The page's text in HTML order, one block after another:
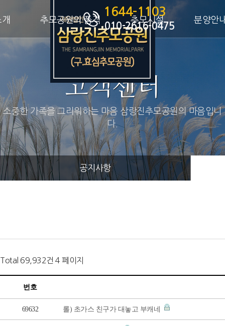
추모공원의 품격 추모시설 분양안
1644-1103
010-2616-0475
고객센터
소중한 가족을 그리워하는 마음 삼랑진추모공원의 마음입니
다.
공지사항
Total 69,932건 4 페이지
번호
69632 롤) 초가스 친구가 대놓고 부캐네